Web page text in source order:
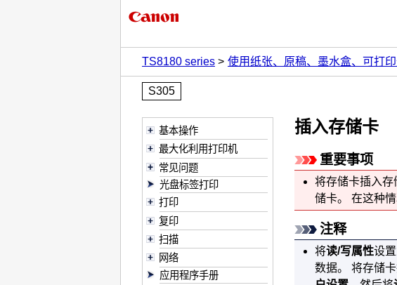
TS8180 series
使用纸张、原稿、墨水盒、可打
S305
基本操作
最大化利用打印机
常见问题
光盘标签打印
打印
复印
扫描
网络
应用程序手册
插入存储卡
重要事项
将存储卡插入存
储卡。
在这种
注释
将读/写属性设
数据。
将存储